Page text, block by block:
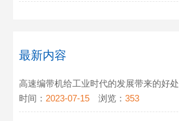
最新内容
高速编带机给工业时代的发展带来的好处
时间： 2023-07-15 浏览：353